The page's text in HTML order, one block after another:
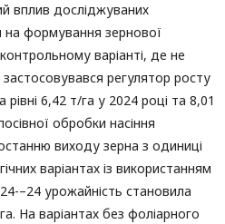
вплив досліджуваних
на формування зернової
варіанті, де не
регулятор росту
6,42 т/га у 2024 році та 8,01
обробки насіння
виходу зерна з одиниці
варіантах із використанням
–24 урожайність становила
На варіантах без фоліарного